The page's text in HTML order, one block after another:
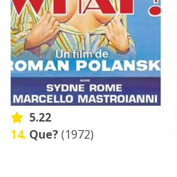
5.22
14. Que?(1972)